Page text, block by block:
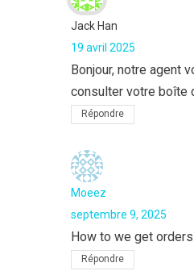
Jack Han
19 avril 2025
Bonjour, notre agent
consulter votre boîte
Répondre
Moeez
septembre 9, 2025
How to we get orders
Répondre